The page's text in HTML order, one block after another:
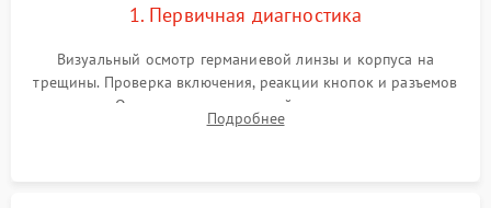
1. Первичная диагностика
Визуальный осмотр германиевой линзы и корпуса на
трещины. Проверка включения, реакции кнопок и разъемов
зарядки. Оценка вывода тепловой сигнатуры на экран,
проверка базовых функций и считывание системных
Подробнее